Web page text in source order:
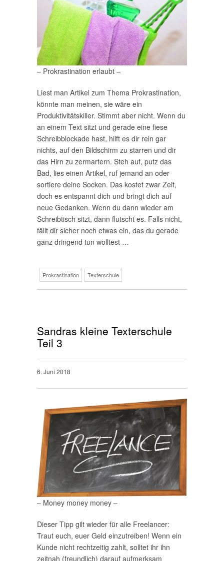
– Prokrastination erlaubt –
Liest man Artikel zum Thema Prokrastination,
könnte man meinen, sie wäre ein
Produktivitätskiller. Stimmt aber nicht. Wenn du
an einem Text sitzt und gerade eine fiese
Schreibblockade hast, hilft es dir rein gar
nichts, auf den Bildschirm zu starren und dir
das Hirn zu zermartern. Steh auf, putz das
Bad, lies einen Artikel, ruf jemand an oder
sortiere deine Socken. Das kostet zwar Zeit,
doch es entspannt dich und bringt dich auf
neue Gedanken. Wenn du dann wieder am
Schreibtisch sitzt, dann flutscht es. Falls nicht,
fällt dir sicher noch etwas ein, das du gerade
ganz dringend tun wolltest …
Prokrastination Texterschule
Sandras kleine Texterschule
Teil 3
6. Juni 2018
– Money money money –
Dieser Tipp gilt wieder für alle Freelancer:
Traut euch, euer Geld einzutreiben! Wenn ein
Kunde nicht rechtzeitig zahlt, solltet ihr ihn
zeitnah (freundlich) darauf aufmerksam